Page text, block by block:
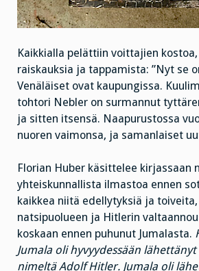
Kaikkialla pelättiin voittajien
raiskauksia ja tappamista: ”Nyt se
Venäläiset ovat kaupungissa.
tohtori Nebler on surmannut
ja sitten itsensä. Naapurustossa
nuoren vaimonsa, ja samanlaiset
Florian Huber käsittelee kirjassaan
yhteiskunnallista ilmastoa ennen
kaikkea niitä edellytyksiä ja
natsipuolueen ja Hitlerin
koskaan ennen puhunut Jumalasta.
Jumala oli hyvyydessään
nimeltä Adolf Hitler. Jumala oli